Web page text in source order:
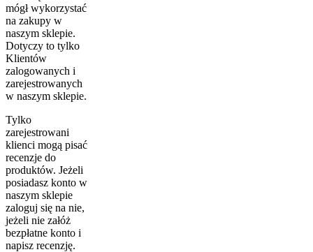
mógł wykorzystać
na zakupy w
naszym sklepie.
Dotyczy to tylko
Klientów
zalogowanych i
zarejestrowanych
w naszym sklepie.
Tylko
zarejestrowani
klienci mogą pisać
recenzje do
produktów. Jeżeli
posiadasz konto w
naszym sklepie
zaloguj się na nie,
jeżeli nie załóż
bezpłatne konto i
napisz recenzję.